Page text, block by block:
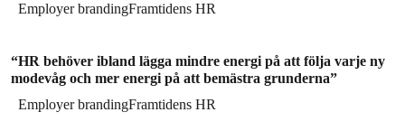
Employer brandingFramtidens HR
“HR behöver ibland lägga mindre energi på att följa varje ny
modevåg och mer energi på att bemästra grunderna”
Employer brandingFramtidens HR